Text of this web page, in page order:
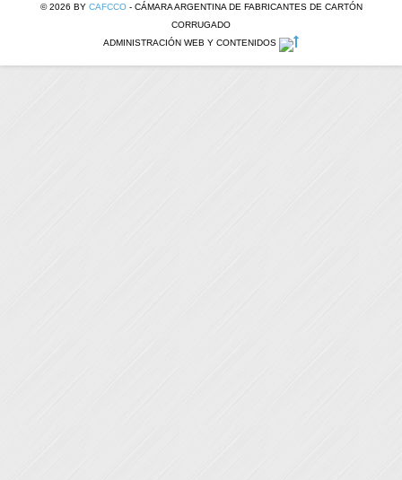
© 2026 BY CAFCCO- CÁMARA ARGENTINA DE FABRICANTES DE CARTÓN
CORRUGADO
ADMINISTRACIÓN WEB Y CONTENIDOS